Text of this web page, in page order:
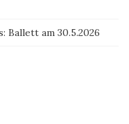
Ballett am 30.5.2026